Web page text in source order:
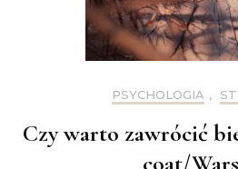
PSYCHOLOGIA ,
Czy warto zawrócić
coat/